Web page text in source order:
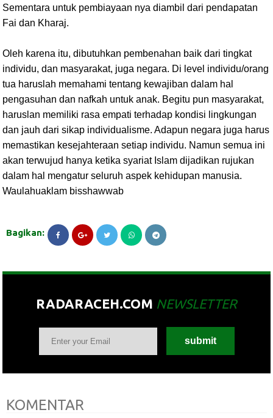
Sementara untuk pembiayaan nya diambil dari pendapatan
Fai dan Kharaj.
Oleh karena itu, dibutuhkan pembenahan baik dari tingkat
individu, dan masyarakat, juga negara. Di level individu/orang
tua haruslah memahami tentang kewajiban dalam hal
pengasuhan dan nafkah untuk anak. Begitu pun masyarakat,
haruslan memiliki rasa empati terhadap kondisi lingkungan
dan jauh dari sikap individualisme. Adapun negara juga harus
memastikan kesejahteraan setiap individu. Namun semua ini
akan terwujud hanya ketika syariat Islam dijadikan rujukan
dalam hal mengatur seluruh aspek kehidupan manusia.
Waulahuaklam bisshawwab
Bagikan:
RADARACEH.COM NEWSLETTER
KOMENTAR